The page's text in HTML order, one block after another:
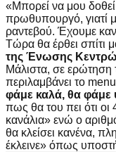
«Μπορεί να μου
πρωθυπουργό, γιατί
ραντεβού. Έχουμε
Τώρα θα έρθει σπίτι
της Ένωσης
Mάλιστα, σε ερώτηση
περιλαμβάνει το
φάμε καλά, θα φάμε
πως θα του πει ότι οι
κανάλια» ενώ ο
θα κλείσει κανένα,
έκλεινε» όπως